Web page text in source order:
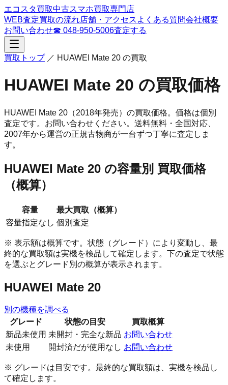
エコスタ買取中古スマホ買取専門店
WEB査定買取の流れ店舗・アクセス よくある質問会社概要
お問い合わせ☎ 048-950-5006査定する
買取トップ／ HUAWEI Mate 20 の買取
HUAWEI Mate 20 の買取価格
HUAWEI Mate 20 （2018年発売） の買取価格。 価格は個別
査定です。お問い合わせください。 送料無料・全国対応、
2007年から運営の正規古物商が一台ずつ丁寧に査定しま
す。
HUAWEI Mate 20 の容量別 買取価格
（概算）
容量
最大買取（概算）
容量指定なし 個別査定
※ 表示額は概算です。状態（グレード）により変動し、最
終的な買取額は実機を検品して確定します。下の査定で状態
を選ぶとグレード別の概算が表示されます。
HUAWEI Mate 20
別の機種を調べる
グレード
状態の目安
買取概算
新品未使用 未開封・完全な新品 お問い合わせ
未使用
開封済だが使用なし お問い合わせ
※ グレードは目安です。最終的な買取額は、実機を検品し
て確定します。